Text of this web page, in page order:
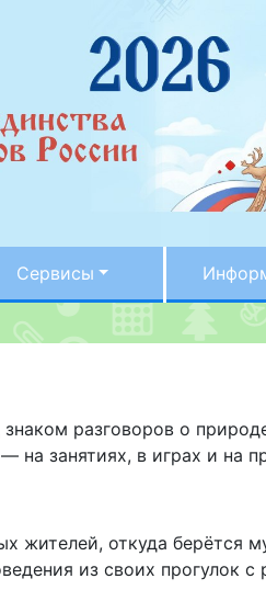
Сервисы
разговоров о
на занятиях, в играх и на
жителей, откуда берётся
из своих прогулок с